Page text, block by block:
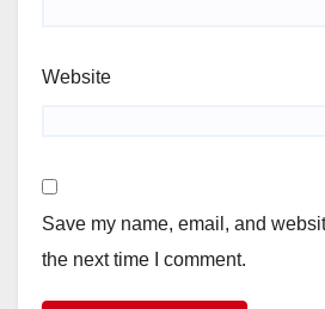
Website
Save my name, email, and
the next time I comment.